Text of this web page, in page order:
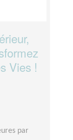
Vies !
par